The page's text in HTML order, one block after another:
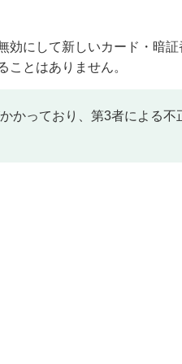
効にして新しいカード・暗証
とはありません。
かっており、第3者による不